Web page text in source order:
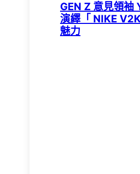
GEN Z 意見領袖
演繹「 NIKE
魅力